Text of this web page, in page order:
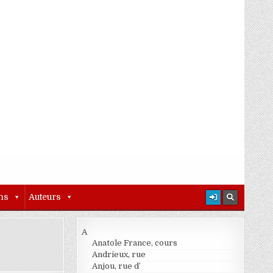
Auteurs
A
Anatole France, cours
Andrieux, rue
Anjou, rue d’